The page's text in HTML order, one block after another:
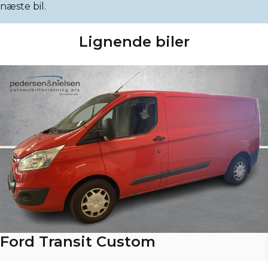
næste bil.
Lignende biler
Ford Transit Custom